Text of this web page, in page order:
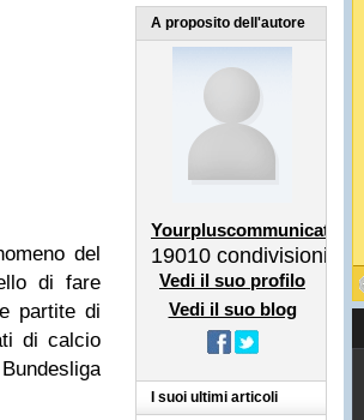
del
di fare
partite di
di calcio
A proposito dell'autore
Yourpluscommunication
19010 condivisioni
Vedi il suo profilo
Vedi il suo blog
I suoi ultimi articoli